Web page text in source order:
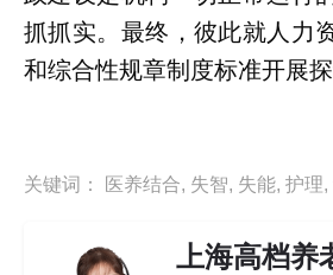
抓抓实。最终，彼此就人力
和综合性规章制度标准开展探
关键词： 医养结合, 失智, 失能, 护理,
上海高档养